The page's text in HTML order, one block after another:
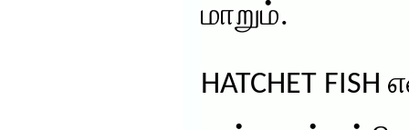
மாறும்.
HATCHET